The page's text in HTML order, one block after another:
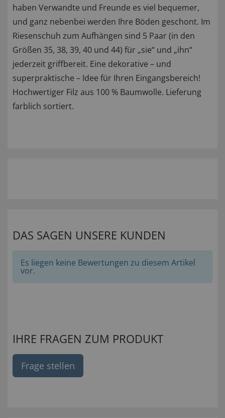
haben Verwandte und Freunde es viel bequemer,
und ganz nebenbei werden Ihre Böden geschont. Im
Riesenschuh zum Aufhängen sind 5 Paar (in den
Größen 35, 38, 39, 40 und 44) für „sie“ und „ihn“
jederzeit griffbereit. Eine dekorative – und
superpraktische – Idee für Ihren Eingangsbereich!
Hochwertiger Filz aus 100 % Baumwolle. Lieferung
farblich sortiert.
DAS SAGEN UNSERE KUNDEN
Es liegen keine Bewertungen zu diesem Artikel
vor.
IHRE FRAGEN ZUM PRODUKT
Frage stellen